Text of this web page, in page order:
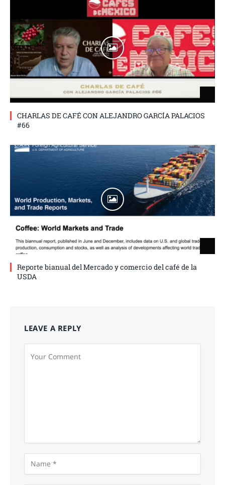
CHARLAS DE CAFÉ CON ALEJANDRO GARCÍA PALACIOS
#66
Reporte bianual del Mercado y comercio del café de la
USDA
LEAVE A REPLY